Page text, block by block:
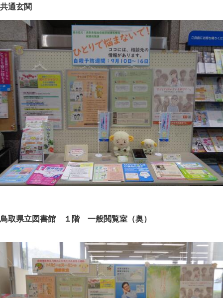
共通玄関
鳥取県立図書館 １階 一般閲覧室（奥）